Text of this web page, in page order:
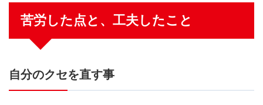
苦労した点と、工夫したこと
自分のクセを直す事